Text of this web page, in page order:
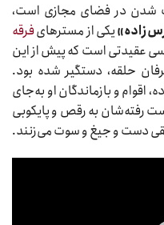
شدن در فضای مجازی است،
یکی از مسترهایفرقه
عقیدتی است که پیش از این
حلقه، دستگیر شده بود.
اقوام و بازماندگان او به‌‌جای
رفته‌شان به رقص و پایکوبی
دست و جیغ و سوت می‌زنند.